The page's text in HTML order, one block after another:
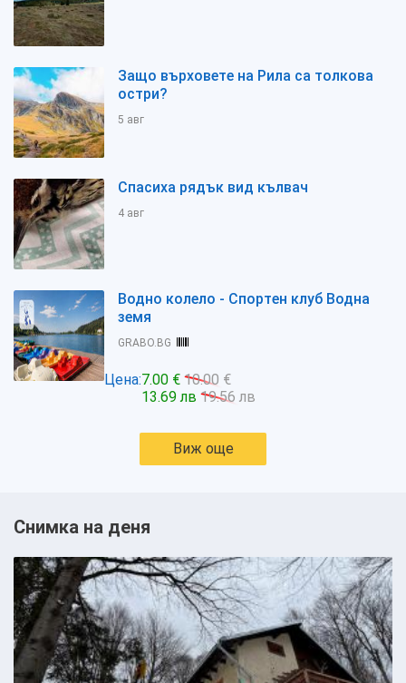
Защо върховете на Рила са толкова
остри?
5 авг
Спасиха рядък вид кълвач
4 авг
Водно колело - Спортен клуб Водна
земя
GRABO.BG
Цена:7.00 € 10.00 €
13.69 лв 19.56 лв
Виж още
Снимка на деня